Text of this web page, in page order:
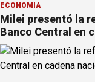
ECONOMÍA
Milei presentó la
Banco Central en